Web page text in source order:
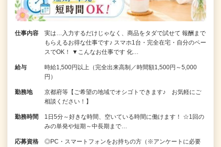
仕事内容
実は…入力するだけじゃなく、商品をタダで試せて 報酬まで
もらえるお得な仕事です♪ スマホ1台・完全在宅・自分のペー
スでOK！ ▼こんなお仕事です 化…
給与
時給1,500円以上（完全出来高制／時間額1,500円～5,000
円）
勤務地
京都府等【ご希望の地域でオシゴトできます♪ お気軽にご
相談ください！】
勤務時間
1日5分～好きな時間、空いている時間に働けます！ ☆1回の
みの単発や短期～中長期まで…
応募資格
◎PC・スマートフォンをお持ちの方（※アンケートに必要